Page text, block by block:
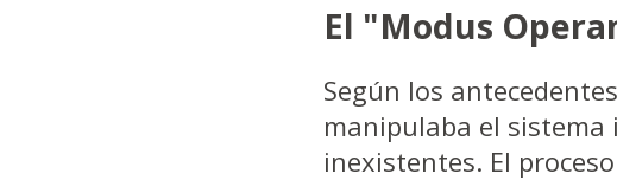
El "Modus
Según los
manipulaba el
inexistentes. El